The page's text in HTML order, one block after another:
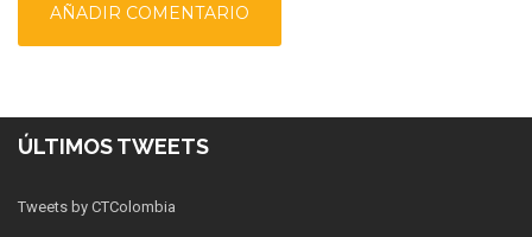
ÚLTIMOS TWEETS
Tweets by CTColombia